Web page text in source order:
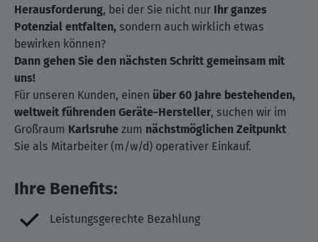
Herausforderung, bei der Sie nicht nur Ihr ganzes
Potenzial entfalten, sondern auch wirklich etwas
bewirken können?
Dann gehen Sie den nächsten Schritt gemeinsam mit
uns!
Für unseren Kunden, einen über 60 Jahre bestehenden,
weltweit führenden Geräte-Hersteller, suchen wir im
Großraum Karlsruhe zum nächstmöglichen Zeitpunkt
Sie als Mitarbeiter (m/w/d) operativer Einkauf.
Ihre Benefits:
Leistungsgerechte Bezahlung